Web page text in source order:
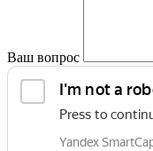
Ваш вопрос